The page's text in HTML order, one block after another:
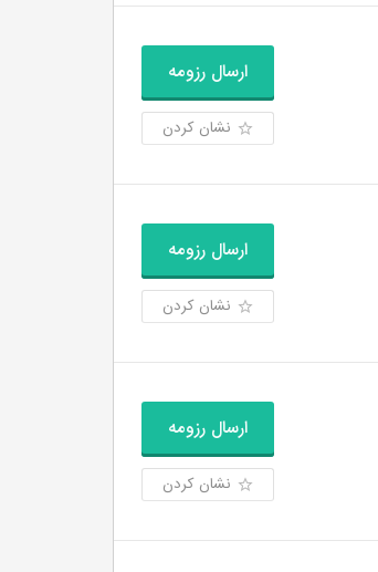
ارسال رزومه
نشان کردن
ارسال رزومه
نشان کردن
ارسال رزومه
نشان کردن